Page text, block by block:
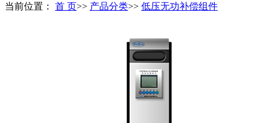
当前位置： 首 页>> 产品分类>> 低压无功补偿组件